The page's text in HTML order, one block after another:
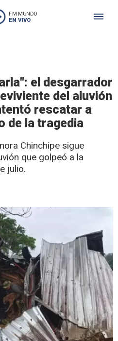
FM MUNDO
EN VIVO
el desgarrador
del aluvión
rescatar a
de la tragedia
Chinchipe sigue
que golpeó a la
julio.